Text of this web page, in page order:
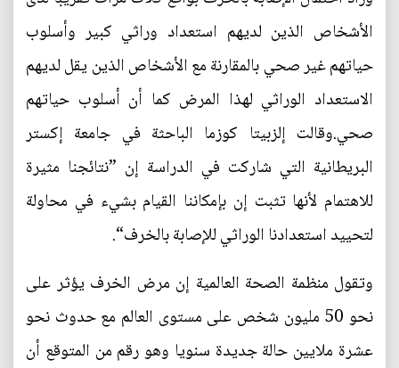
الأشخاص الذين لديهم استعداد وراثي كبير وأسلوب
حياتهم غير صحي بالمقارنة مع الأشخاص الذين يقل لديهم
الاستعداد الوراثي لهذا المرض كما أن أسلوب حياتهم
صحي.وقالت إلزبيتا كوزما الباحثة في جامعة إكستر
البريطانية التي شاركت في الدراسة إن ”نتائجنا مثيرة
للاهتمام لأنها تثبت إن بإمكاننا القيام بشيء في محاولة
لتحييد استعدادنا الوراثي للإصابة بالخرف“.
وتقول منظمة الصحة العالمية إن مرض الخرف يؤثر على
نحو 50 مليون شخص على مستوى العالم مع حدوث نحو
عشرة ملايين حالة جديدة سنويا وهو رقم من المتوقع أن